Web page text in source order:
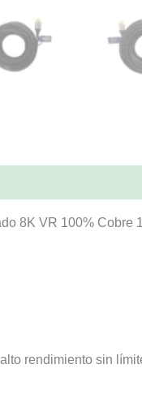
8K VR 100% Cobre
rendimiento sin